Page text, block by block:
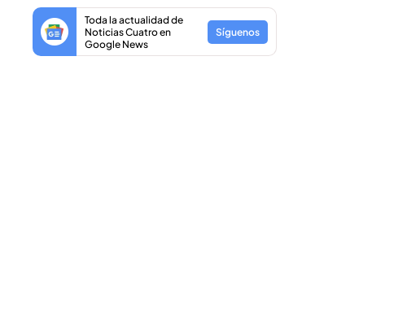
Toda la actualidad de
Noticias Cuatro en
Google News
Síguenos